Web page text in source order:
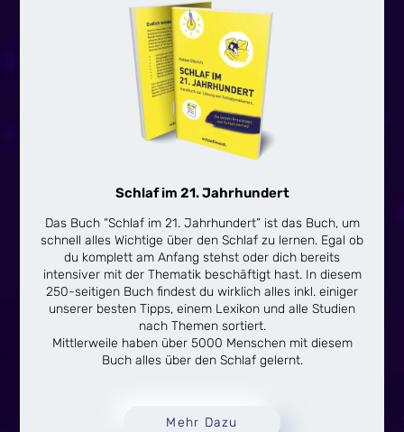
Schlaf im 21. Jahrhundert
Das Buch “Schlaf im 21. Jahrhundert” ist das Buch, um
schnell alles Wichtige über den Schlaf zu lernen. Egal ob
du komplett am Anfang stehst oder dich bereits
intensiver mit der Thematik beschäftigt hast. In diesem
250-seitigen Buch findest du wirklich alles inkl. einiger
unserer besten Tipps, einem Lexikon und alle Studien
nach Themen sortiert.
Mittlerweile haben über 5000 Menschen mit diesem
Buch alles über den Schlaf gelernt.
Mehr Dazu